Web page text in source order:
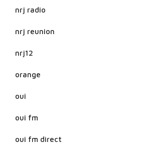
nrj radio
nrj reunion
nrj12
orange
oui
oui fm
oui fm direct